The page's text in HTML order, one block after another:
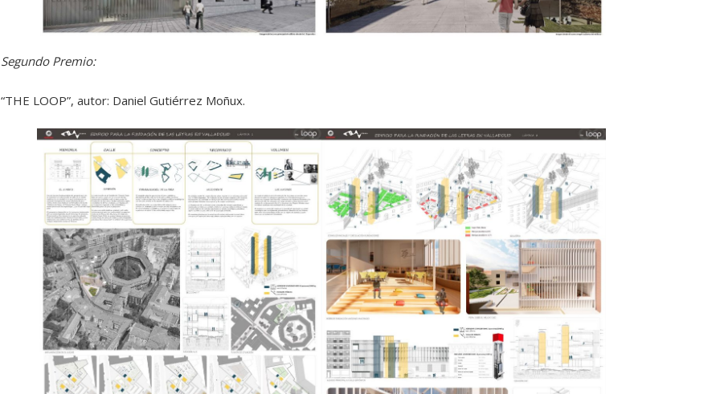
Segundo Premio:
“THE LOOP”, autor: Daniel Gutiérrez Moñux.